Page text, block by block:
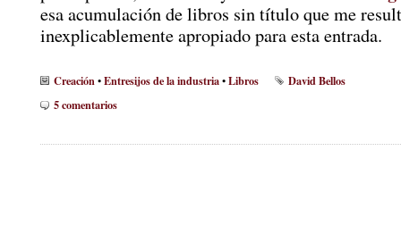
esa acumulación de libros sin título que me
inexplicablemente apropiado para esta entrada.
Creación•Entresijos de la industria•Libros
David Bellos
5 comentarios